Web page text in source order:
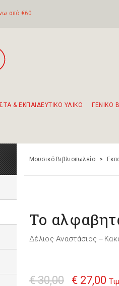
από €60
& ΕΚΠΑΙΔΕΥΤΙΚΟ ΥΛΙΚΟ ΓΕΝΙΚΟ
Μουσικό Βιβλιοπωλείο >
Το
Δέλιος Aναστάσιος —
€ 30,00 € 27,00